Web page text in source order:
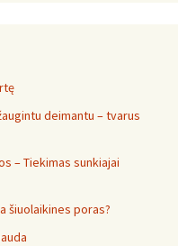
deimantu – tvarus
– Tiekimas sunkiajai
šiuolaikines poras?